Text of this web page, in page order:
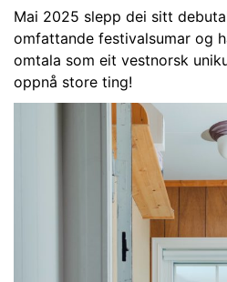
Mai 2025 slepp dei sitt
omfattande festivalsumar og
omtala som eit vestnorsk
oppnå store ting!